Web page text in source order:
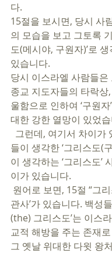
다.
15절을 보시면, 당시 사
의 모습을 보고 그토록
도(메시야, 구원자)’로
있습니다.
당시 이스라엘 사람들
종교 지도자들의 타락상
울함으로 인하여 ‘구원
대한 강한 열망이 있었
들이 생각한 ‘그리스도(
이 생각하는 ‘그리스도’
이가 있습니다.
관사’가 있습니다. 백성
(the) 그리스도’는 이스
교적 해방을 주는 존재
그 옛날 위대한 다윗 왕